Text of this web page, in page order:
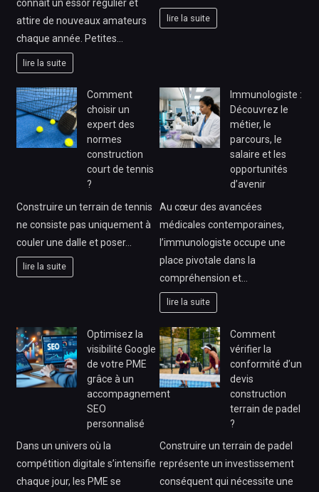
connaît un essor régulier et
attire de nouveaux amateurs
chaque année. Petites…
lire la suite
lire la suite
Comment
choisir un
expert des
normes
construction
court de tennis
?
Construire un terrain de tennis
ne consiste pas uniquement à
couler une dalle et poser…
lire la suite
Immunologiste :
Découvrez le
métier, le
parcours, le
salaire et les
opportunités
d’avenir
Au cœur des avancées
médicales contemporaines,
l’immunologiste occupe une
place pivotale dans la
compréhension et…
lire la suite
Optimisez la
visibilité Google
de votre PME
grâce à un
accompagnement
SEO
personnalisé
Dans un univers où la
compétition digitale s’intensifie
chaque jour, les PME se
Comment
vérifier la
conformité d’un
devis
construction
terrain de padel
?
Construire un terrain de padel
représente un investissement
conséquent qui nécessite une